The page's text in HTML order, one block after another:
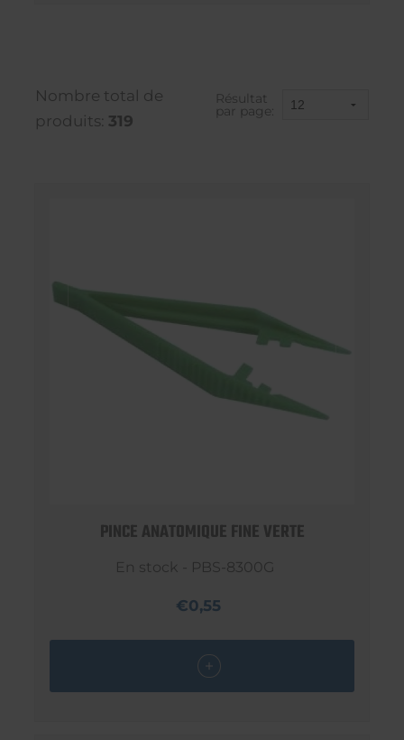
Nombre total de
produits: 319
Résultat
par page:
PINCE ANATOMIQUE FINE VERTE
En stock - PBS-8300G
€0,55